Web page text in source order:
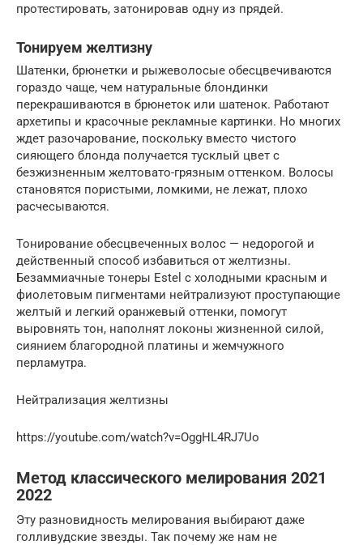
протестировать, затонировав одну из прядей.
Тонируем желтизну
Шатенки, брюнетки и рыжеволосые обесцвечиваются
гораздо чаще, чем натуральные блондинки
перекрашиваются в брюнеток или шатенок. Работают
архетипы и красочные рекламные картинки. Но многих
ждет разочарование, поскольку вместо чистого
сияющего блонда получается тусклый цвет с
безжизненным желтовато-грязным оттенком. Волосы
становятся пористыми, ломкими, не лежат, плохо
расчесываются.
Тонирование обесцвеченных волос — недорогой и
действенный способ избавиться от желтизны.
Безаммиачные тонеры Estel с холодными красным и
фиолетовым пигментами нейтрализуют проступающие
желтый и легкий оранжевый оттенки, помогут
выровнять тон, наполнят локоны жизненной силой,
сиянием благородной платины и жемчужного
перламутра.
Нейтрализация желтизны
https://youtube.com/watch?v=OggHL4RJ7Uo
Метод классического мелирования 2021
2022
Эту разновидность мелирования выбирают даже
голливудские звезды. Так почему же нам не